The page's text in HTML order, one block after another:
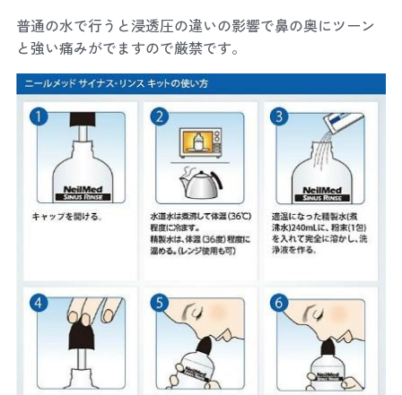
普通の水で行うと浸透圧の違いの影響で鼻の奥にツーン
と強い痛みがでますので厳禁です。